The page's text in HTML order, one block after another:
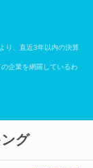
り、直近3年以内の決算
企業を網羅しているわ
グ